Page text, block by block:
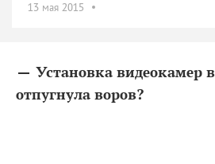
13 мая 2015
— Установка видеокамер
отпугнула воров?